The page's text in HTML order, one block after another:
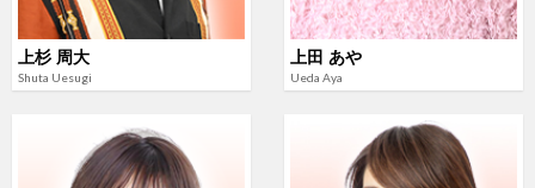
上杉 周大
Shuta Uesugi
上田 あや
Ueda Aya